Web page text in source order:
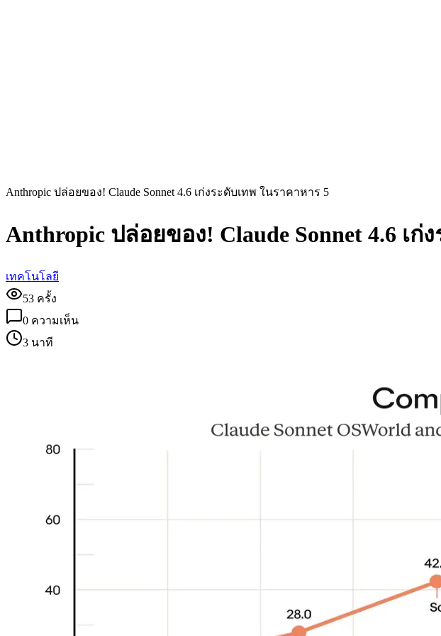
Anthropic ปล่อยของ! Claude Sonnet 4.6 เก่งระดับเทพ ในราคาหาร 5
Anthropic ปล่อยของ! Claude Sonnet 4.6 เก่
เทคโนโลยี
53 ครั้ง
0 ความเห็น
3 นาที